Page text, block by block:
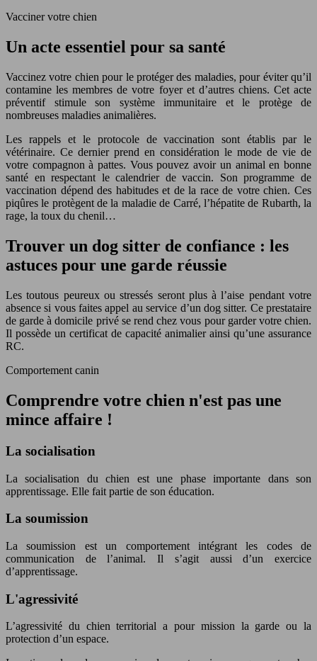
Vacciner votre chien
Un acte essentiel pour sa santé
Vaccinez votre chien pour le protéger des maladies, pour éviter qu’il
contamine les membres de votre foyer et d’autres chiens. Cet acte
préventif stimule son système immunitaire et le protège de
nombreuses maladies animalières.
Les rappels et le protocole de vaccination sont établis par le
vétérinaire. Ce dernier prend en considération le mode de vie de
votre compagnon à pattes. Vous pouvez avoir un animal en bonne
santé en respectant le calendrier de vaccin. Son programme de
vaccination dépend des habitudes et de la race de votre chien. Ces
piqûres le protègent de la maladie de Carré, l’hépatite de Rubarth, la
rage, la toux du chenil…
Trouver un dog sitter de confiance : les
astuces pour une garde réussie
Les toutous peureux ou stressés seront plus à l’aise pendant votre
absence si vous faites appel au service d’un dog sitter. Ce prestataire
de garde à domicile privé se rend chez vous pour garder votre chien.
Il possède un certificat de capacité animalier ainsi qu’une assurance
RC.
Comportement canin
Comprendre votre chien n'est pas une
mince affaire !
La socialisation
La socialisation du chien est une phase importante dans son
apprentissage. Elle fait partie de son éducation.
La soumission
La soumission est un comportement intégrant les codes de
communication de l’animal. Il s’agit aussi d’un exercice
d’apprentissage.
L'agressivité
L’agressivité du chien territorial a pour mission la garde ou la
protection d’un espace.